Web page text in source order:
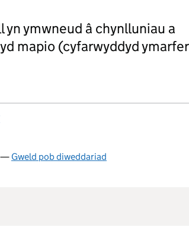
ymwneud â chynlluniau a
mapio (cyfarwyddyd ymarfer
— Gweld pob diweddariad